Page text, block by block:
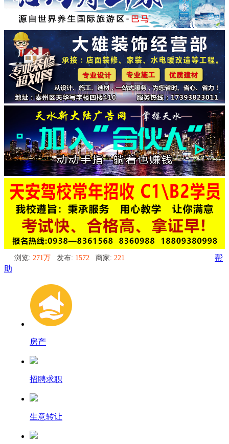
浏览: 271万 发布: 1572 商家: 221
帮
助
房产
招聘求职
生意转让